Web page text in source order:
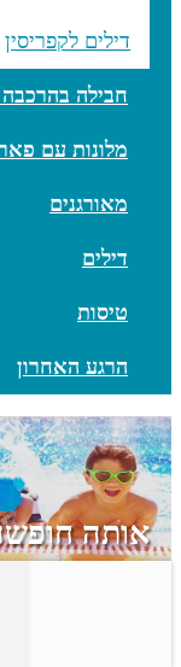
דילים לקפריסין
חבילה
מלונות עם
מאורגנים
דילים
טיסות
הרגע האחרון
אותה